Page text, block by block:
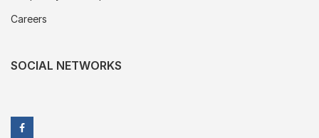
Careers
SOCIAL NETWORKS